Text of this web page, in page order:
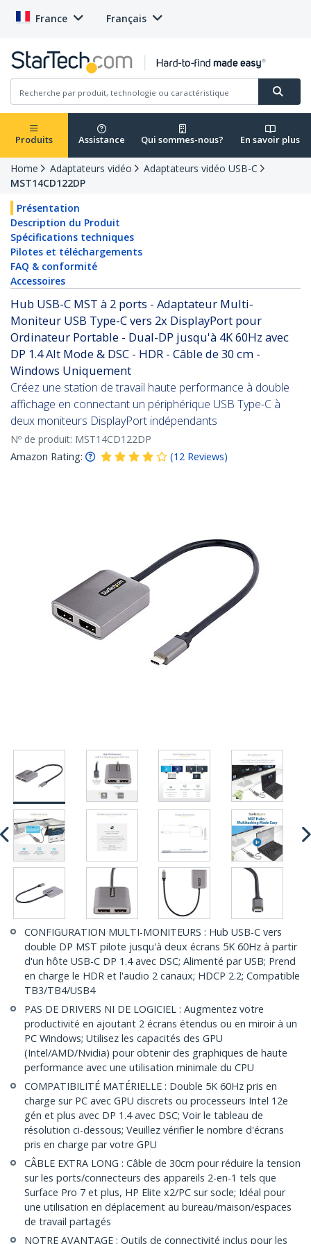
France Français
Produits Assistance Qui sommes-nous? En savoir plus
Home Adaptateurs vidéo
Adaptateurs vidéo USB-C
MST14CD122DP
Présentation
Description du Produit
Spécifications techniques
Pilotes et téléchargements
FAQ & conformité
Accessoires
Hub USB-C MST à 2 ports - Adaptateur Multi-
Moniteur USB Type-C vers 2x DisplayPort pour
Ordinateur Portable - Dual-DP jusqu'à 4K 60Hz avec
DP 1.4 Alt Mode & DSC - HDR - Câble de 30 cm -
Windows Uniquement
Créez une station de travail haute performance à double
affichage en connectant un périphérique USB Type-C à
deux moniteurs DisplayPort indépendants
Nº de produit: MST14CD122DP
Amazon Rating:
(12 Reviews)
CONFIGURATION MULTI-MONITEURS : Hub USB-C vers
double DP MST pilote jusqu'à deux écrans 5K 60Hz à partir
d'un hôte USB-C DP 1.4 avec DSC; Alimenté par USB; Prend
en charge le HDR et l'audio 2 canaux; HDCP 2.2; Compatible
TB3/TB4/USB4
PAS DE DRIVERS NI DE LOGICIEL : Augmentez votre
productivité en ajoutant 2 écrans étendus ou en miroir à un
PC Windows; Utilisez les capacités des GPU
(Intel/AMD/Nvidia) pour obtenir des graphiques de haute
performance avec une utilisation minimale du CPU
COMPATIBILITÉ MATÉRIELLE : Double 5K 60Hz pris en
charge sur PC avec GPU discrets ou processeurs Intel 12e
gén et plus avec DP 1.4 avec DSC; Voir le tableau de
résolution ci-dessous; Veuillez vérifier le nombre d'écrans
pris en charge par votre GPU
CÂBLE EXTRA LONG : Câble de 30cm pour réduire la tension
sur les ports/connecteurs des appareils 2-en-1 tels que
Surface Pro 7 et plus, HP Elite x2/PC sur socle; Idéal pour
une utilisation en déplacement au bureau/maison/espaces
de travail partagés
NOTRE AVANTAGE : Outils de connectivité inclus pour les